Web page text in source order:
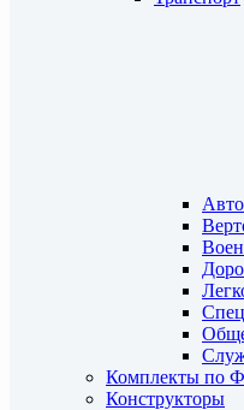
Комплекты по
Конструкторы